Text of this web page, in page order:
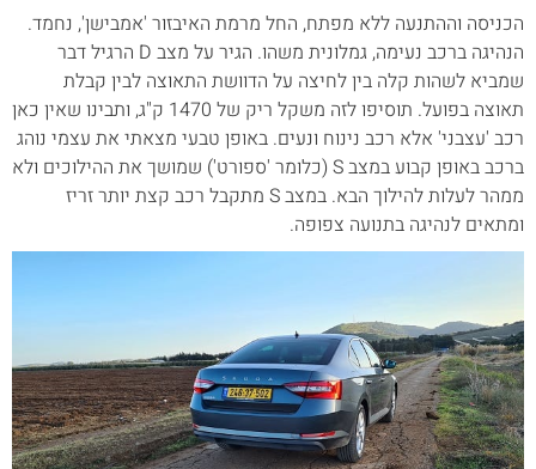
הכניסה וההתנעה ללא מפתח, החל מרמת האיבזור 'אמבישן', נחמד.
הנהיגה ברכב נעימה, גמלונית משהו. הגיר על מצב D הרגיל דבר
שמביא לשהות קלה בין לחיצה על הדוושת התאוצה לבין קבלת
תאוצה בפועל. תוסיפו לזה משקל ריק של 1470 ק"ג, ותבינו שאין כאן
רכב 'עצבני' אלא רכב נינוח ונעים. באופן טבעי מצאתי את עצמי נוהג
ברכב באופן קבוע במצב S (כלומר 'ספורט') שמושך את ההילוכים ולא
ממהר לעלות להילוך הבא. במצב S מתקבל רכב קצת יותר זריז
ומתאים לנהיגה בתנועה צפופה.